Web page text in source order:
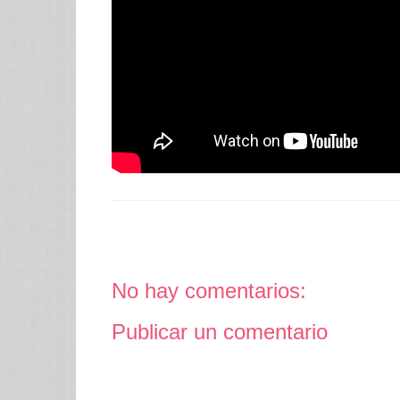
No hay comentarios:
Publicar un comentario